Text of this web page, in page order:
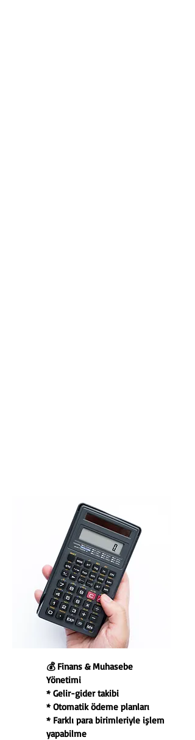
💰 Finans & Muhasebe
Yönetimi
* Gelir-gider takibi
* Otomatik ödeme planları
* Farklı para birimleriyle işlem
yapabilme